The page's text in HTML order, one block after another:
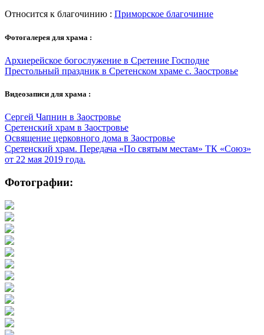
Относится к благочинию : Приморское благочиние
Фотогалерея для храма :
Архиерейское богослужение в Сретение Господне
Престольный праздник в Сретенском храме с. Заостровье
Видеозаписи для храма :
Сергей Чапнин в Заостровье
Сретенский храм в Заостровье
Освящение церковного дома в Заостровье
Сретенский храм. Передача «По святым местам» ТК «Союз»
от 22 мая 2019 года.
Фотографии: